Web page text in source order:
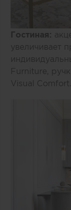
Гостиная:
увеличивает
Furniture,
Visual Comfort.